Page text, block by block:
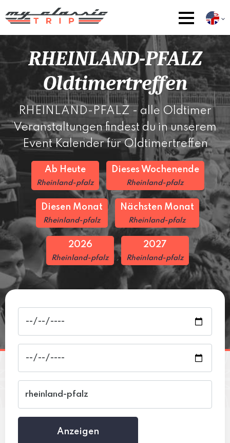
RHEINLAND-PFALZ
Oldtimertreffen
RHEINLAND-PFALZ - alle Oldtimer
Veranstaltungen findest du in unserem
Event Kalender für Oldtimertreffen
Ab Heute
Rheinland-pfalz
Dieses Wochenende
Rheinland-pfalz
Diesen Monat
Rheinland-pfalz
Nächsten Monat
Rheinland-pfalz
2026
Rheinland-pfalz
2027
Rheinland-pfalz
Anzeigen